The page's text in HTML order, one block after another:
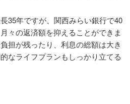
35年ですが、関西みらい銀行で40
々の返済額を抑えることができま
担が残ったり、利息の総額は大き
なライフプランもしっかり立てる